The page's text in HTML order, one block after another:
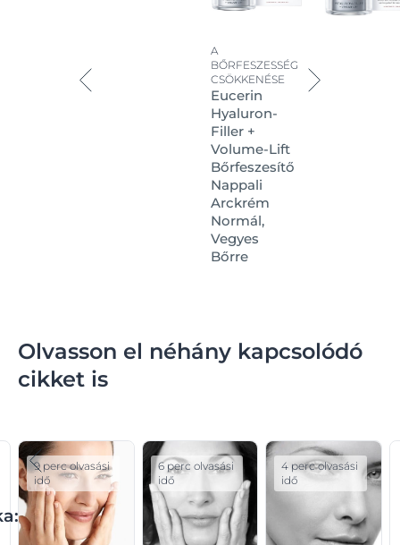
A
BŐRFESZESSÉG
CSÖKKENÉSE
Eucerin
Hyaluron-
Filler +
Volume-Lift
Bőrfeszesítő
Nappali
Arckrém
Normál,
Vegyes
Bőrre
Olvasson el néhány kapcsolódó
cikket is
9 perc olvasási
idő
6 perc olvasási
idő
4 perc olvasási
idő